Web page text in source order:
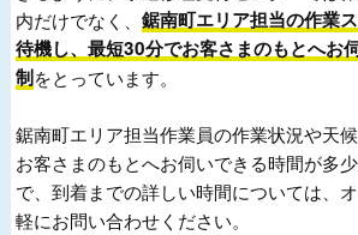
内だけでなく、鋸南町エリア担当の作業
待機し、最短30分でお客さまのもとへお
制をとっています。
鋸南町エリア担当作業員の作業状況や天
お客さまのもとへお伺いできる時間が多
で、到着までの詳しい時間については、
軽にお問い合わせください。